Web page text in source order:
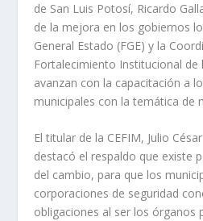
de San Luis Potosí, Ricardo
de la mejora en los gobiernos
General Estado (FGE) y la
Fortalecimiento Institucional de
avanzan con la capacitación a
municipales con la temática de
El titular de la CEFIM, Julio
destacó el respaldo que existe
del cambio, para que los
corporaciones de seguridad
obligaciones al ser los órganos